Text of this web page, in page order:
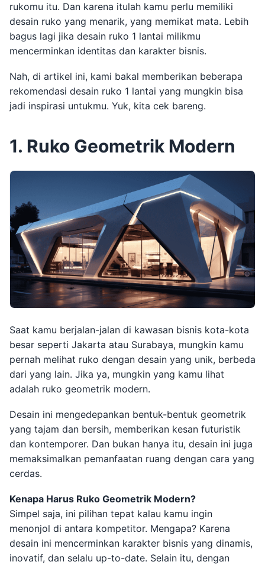
rukomu itu. Dan karena itulah kamu perlu memiliki
desain ruko yang menarik, yang memikat mata. Lebih
bagus lagi jika desain ruko 1 lantai milikmu
mencerminkan identitas dan karakter bisnis.
Nah, di artikel ini, kami bakal memberikan beberapa
rekomendasi desain ruko 1 lantai yang mungkin bisa
jadi inspirasi untukmu. Yuk, kita cek bareng.
1. Ruko Geometrik Modern
Saat kamu berjalan-jalan di kawasan bisnis kota-kota
besar seperti Jakarta atau Surabaya, mungkin kamu
pernah melihat ruko dengan desain yang unik, berbeda
dari yang lain. Jika ya, mungkin yang kamu lihat
adalah ruko geometrik modern.
Desain ini mengedepankan bentuk-bentuk geometrik
yang tajam dan bersih, memberikan kesan futuristik
dan kontemporer. Dan bukan hanya itu, desain ini juga
memaksimalkan pemanfaatan ruang dengan cara yang
cerdas.
Kenapa Harus Ruko Geometrik Modern?
Simpel saja, ini pilihan tepat kalau kamu ingin
menonjol di antara kompetitor. Mengapa? Karena
desain ini mencerminkan karakter bisnis yang dinamis,
inovatif, dan selalu up-to-date. Selain itu, dengan